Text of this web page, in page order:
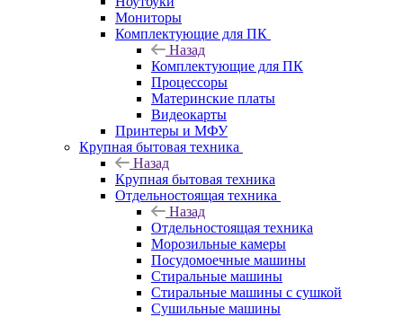
Мониторы
Комплектующие для ПК
Назад
Комплектующие для ПК
Процессоры
Материнские платы
Видеокарты
Принтеры и МФУ
Крупная бытовая техника
Назад
Крупная бытовая техника
Отдельностоящая техника
Назад
Отдельностоящая техника
Морозильные камеры
Посудомоечные машины
Стиральные машины
Стиральные машины с сушкой
Сушильные машины